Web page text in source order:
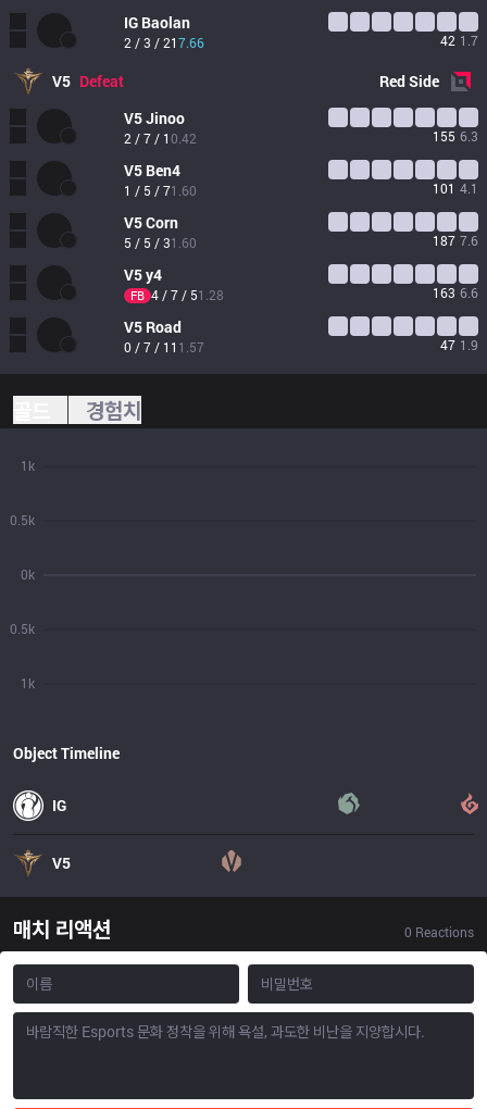
IG Baolan
2 / 3 / 217.66 42 1.7
V5 Defeat RedSide
V5Jinoo
2 / 7 / 10.42 155 6.3
V5 Ben4
1 / 5 / 71.60 101 4.1
V5Corn
5 / 5 / 31.60 187 7.6
V5y4
FB 4 / 7 / 51.28 163 6.6
V5 Road
0 / 7 / 11 1.57 47 1.9
경험치
1k
0.5k
0k
0.5k
1k
Object Timeline
IG
V5
매치 리액션 0 Reactions